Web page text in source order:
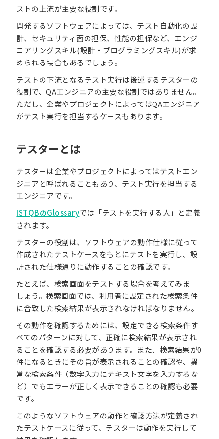
ストの上流が主要な役割です。
開発するソフトウェアによっては、テスト自動化の設
計、セキュリティ面の担保、性能の担保など、エンジ
ニアリングスキル(設計・プログラミングスキル)が求
められる場合もあるでしょう。
テストの下流となるテスト実行は後述するテスターの
役割で、QAエンジニアの主要な役割ではありません。
ただし、企業やプロジェクトによってはQAエンジニア
がテスト実行を担当するケースもあります。
テスターとは
テスターは企業やプロジェクトによってはテストエン
ジニアと呼ばれることもあり、テスト実行を担当する
エンジニアです。
ISTQBのGlossaryでは「テストを実行する人」と定義
されます。
テスターの役割は、ソフトウェアの動作仕様に従って
作成されたテストケースをもとにテストを実行し、設
計された仕様通りに動作することの確認です。
たとえば、検索画面をテストする場合を考えてみま
しょう。検索画面では、利用者に設定された検索条件
に合致した検索結果が表示されなければなりません。
その動作を確認するためには、設定できる検索条件す
べてのパターンに対して、正確に検索結果が表示され
ることを確認する必要があります。また、検索結果が0
件になるときにその旨が表示されることの確認や、異
常な検索条件（数字入力にテキスト文字を入力するな
ど）でもエラーが正しく表示できることの確認も必要
です。
このようなソフトウェアの動作と確認方法が定義され
たテストケースに従って、テスターは動作を実行して